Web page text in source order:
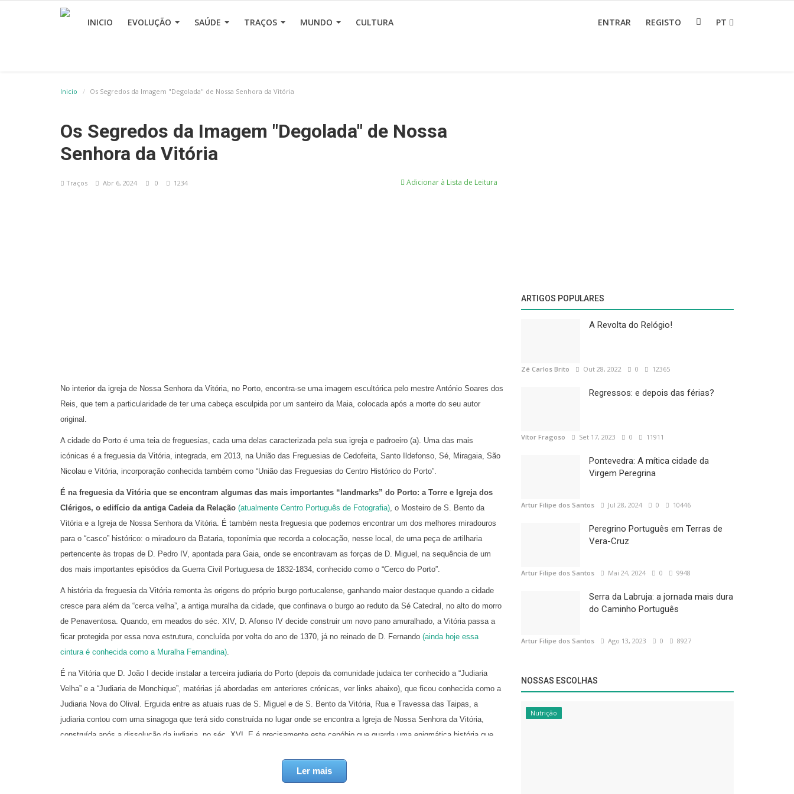
INICIO EVOLUÇÃO SAÚDE TRAÇOS MUNDO CULTURA ENTRAR REGISTO PT
Inicio Os Segredos da Imagem "Degolada" de Nossa Senhora da Vitória
Os Segredos da Imagem "Degolada" de Nossa
Senhora da Vitória
Traços Abr 6, 2024 0 1234 Adicionar à Lista de Leitura
No interior da igreja de Nossa Senhora da Vitória, no Porto, encontra-se uma imagem escultórica pelo mestre António Soares dos
Reis, que tem a particularidade de ter uma cabeça esculpida por um santeiro da Maia, colocada após a morte do seu autor
original.
A cidade do Porto é uma teia de freguesias, cada uma delas caracterizada pela sua igreja e padroeiro (a). Uma das mais
icónicas é a freguesia da Vitória, integrada, em 2013, na União das Freguesias de Cedofeita, Santo Ildefonso, Sé, Miragaia, São
Nicolau e Vitória, incorporação conhecida também como “União das Freguesias do Centro Histórico do Porto”.
É na freguesia da Vitória que se encontram algumas das mais importantes “landmarks” do Porto: a Torre e Igreja dos
Clérigos, o edifício da antiga Cadeia da Relação (atualmente Centro Português de Fotografia), o Mosteiro de S. Bento da
Vitória e a Igreja de Nossa Senhora da Vitória. É também nesta freguesia que podemos encontrar um dos melhores miradouros
para o “casco” histórico: o miradouro da Bataria, toponímia que recorda a colocação, nesse local, de uma peça de artilharia
pertencente às tropas de D. Pedro IV, apontada para Gaia, onde se encontravam as forças de D. Miguel, na sequência de um
dos mais importantes episódios da Guerra Civil Portuguesa de 1832-1834, conhecido como o “Cerco do Porto”.
A história da freguesia da Vitória remonta às origens do próprio burgo portucalense, ganhando maior destaque quando a cidade
cresce para além da “cerca velha”, a antiga muralha da cidade, que confinava o burgo ao reduto da Sé Catedral, no alto do morro
de Penaventosa. Quando, em meados do séc. XIV, D. Afonso IV decide construir um novo pano amuralhado, a Vitória passa a
ficar protegida por essa nova estrutura, concluída por volta do ano de 1370, já no reinado de D. Fernando (ainda hoje essa
cintura é conhecida como a Muralha Fernandina).
É na Vitória que D. João I decide instalar a terceira judiaria do Porto (depois da comunidade judaica ter conhecido a “Judiaria
Velha” e a “Judiaria de Monchique”, matérias já abordadas em anteriores crónicas, ver links abaixo), que ficou conhecida como a
Judiaria Nova do Olival. Erguida entre as atuais ruas de S. Miguel e de S. Bento da Vitória, Rua e Travessa das Taipas, a
judiaria contou com uma sinagoga que terá sido construída no lugar onde se encontra a Igreja de Nossa Senhora da Vitória,
construída após a dissolução da judiaria, no séc. XVI. E é precisamente este cenóbio que guarda uma enigmática história que
“vitória” dos cristãos sobre os judeus, apesar de outros investigadores defenderem que a origem do nome alude a escaramuças
entre os exércitos de Cristo e contingentes mouros, com a vitória a cair para o lado das hostes cristãs)
Ler mais
ARTIGOS POPULARES
A Revolta do Relógio!
Zé Carlos Brito Out 28, 2022 0 12365
Regressos: e depois das férias?
Vítor Fragoso Set 17, 2023 0 11911
Pontevedra: A mítica cidade da
Virgem Peregrina
Artur Filipe dos Santos Jul 28, 2024 0 10446
Peregrino Português em Terras de
Vera-Cruz
Artur Filipe dos Santos Mai 24, 2024 0 9948
Serra da Labruja: a jornada mais dura
do Caminho Português
Artur Filipe dos Santos Ago 13, 2023 0 8927
NOSSAS ESCOLHAS
Nutrição